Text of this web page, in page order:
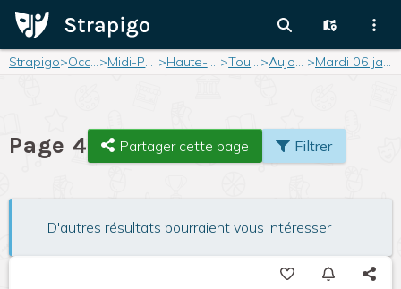
Strapigo> Occitanie> Midi-Pyrénées > Haute-Garonne > Toulouse > Aujourd'hui > Mardi 06 janvier 2026
Page 4 Partager cette page Filtrer
D'autres résultats pourraient vous intéresser